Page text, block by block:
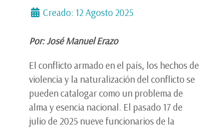
Creado: 12 Agosto 2025
Por: José Manuel Erazo
El conflicto armado en el país, los hechos de
violencia y la naturalización del conflicto se
pueden catalogar como un problema de
alma y esencia nacional. El pasado 17 de
julio de 2025 nueve funcionarios de la